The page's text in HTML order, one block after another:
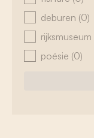
deburen (0)
rijksmuseum
poésie (0)